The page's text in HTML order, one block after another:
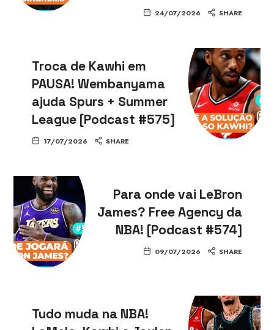
24/07/2026 SHARE
Troca de Kawhi em
PAUSA! Wembanyama
ajuda Spurs + Summer
League [Podcast #575]
17/07/2026 SHARE
Para onde vai LeBron
James? Free Agency da
NBA! [Podcast #574]
09/07/2026 SHARE
Tudo muda na NBA!